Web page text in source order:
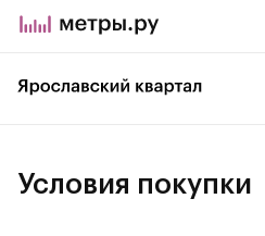
Условия покупки